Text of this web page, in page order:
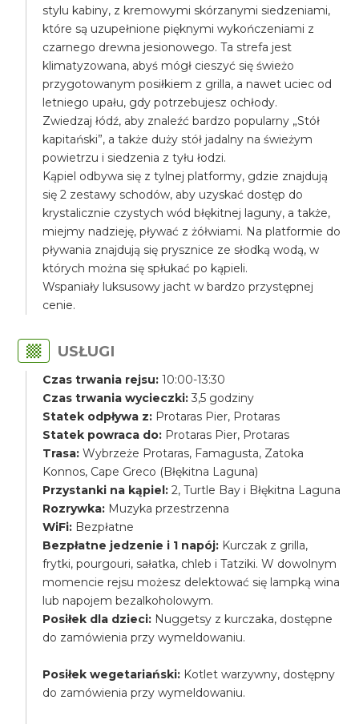
stylu kabiny, z kremowymi skórzanymi siedzeniami,
które są uzupełnione pięknymi wykończeniami z
czarnego drewna jesionowego. Ta strefa jest
klimatyzowana, abyś mógł cieszyć się świeżo
przygotowanym posiłkiem z grilla, a nawet uciec od
letniego upału, gdy potrzebujesz ochłody.
Zwiedzaj łódź, aby znaleźć bardzo popularny „Stół
kapitański”, a także duży stół jadalny na świeżym
powietrzu i siedzenia z tyłu łodzi.
Kąpiel odbywa się z tylnej platformy, gdzie znajdują
się 2 zestawy schodów, aby uzyskać dostęp do
krystalicznie czystych wód błękitnej laguny, a także,
miejmy nadzieję, pływać z żółwiami. Na platformie do
pływania znajdują się prysznice ze słodką wodą, w
których można się spłukać po kąpieli.
Wspaniały luksusowy jacht w bardzo przystępnej
cenie.
USŁUGI
Czas trwania rejsu: 10:00-13:30
Czas trwania wycieczki: 3,5 godziny
Statek odpływa z: Protaras Pier, Protaras
Statek powraca do: Protaras Pier, Protaras
Trasa: Wybrzeże Protaras, Famagusta, Zatoka
Konnos, Cape Greco (Błękitna Laguna)
Przystanki na kąpiel: 2, Turtle Bay i Błękitna Laguna
Rozrywka: Muzyka przestrzenna
WiFi: Bezpłatne
Bezpłatne jedzenie i 1 napój: Kurczak z grilla,
frytki, pourgouri, sałatka, chleb i Tatziki. W dowolnym
momencie rejsu możesz delektować się lampką wina
lub napojem bezalkoholowym.
Posiłek dla dzieci: Nuggetsy z kurczaka, dostępne
do zamówienia przy wymeldowaniu.
Posiłek wegetariański: Kotlet warzywny, dostępny
do zamówienia przy wymeldowaniu.